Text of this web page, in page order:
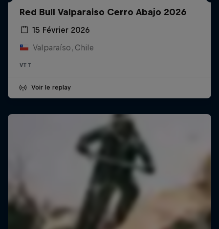
Red Bull Valparaiso Cerro Abajo 2026
15 Février 2026
Valparaíso, Chile
VTT
Voir le replay